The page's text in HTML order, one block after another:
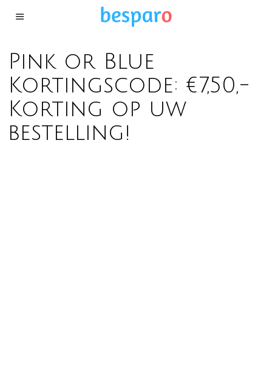
Pink or Blue
Kortingscode: €7,50,-
Korting op uw
bestelling!